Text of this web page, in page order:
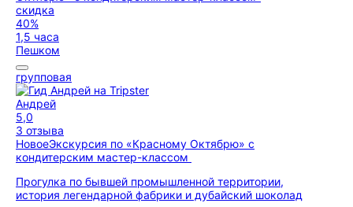
скидка
40%
1,5 часа
Пешком
групповая
Андрей
5,0
3 отзыва
НовоеЭкскурсия по «Красному Октябрю» с
кондитерским мастер-классом
Прогулка по бывшей промышленной территории,
история легендарной фабрики и дубайский шоколад